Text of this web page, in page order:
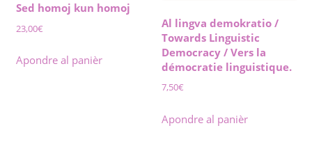
Sed homoj kun homoj
23,00€
Apondre al panièr
Al lingva demokratio /
Towards Linguistic
Democracy / Vers la
démocratie linguistique.
7,50€
Apondre al panièr